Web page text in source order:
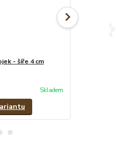
- šíře 4 cm
Skladem